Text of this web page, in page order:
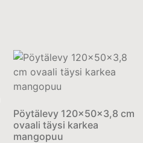
Pöytälevy 120x50x3,8 cm
ovaali täysi karkea
mangopuu